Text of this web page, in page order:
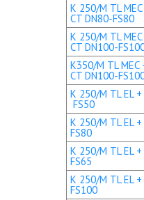
K 250/M TL MEC
CT DN80-FS80
K 250/M TL MEC
CT DN100-
K350/M TL MEC
CT DN100-
K 250/M TL EL +
FS50
K 250/M TL EL +
FS80
K 250/M TL EL +
FS65
K 250/M TL EL
FS100